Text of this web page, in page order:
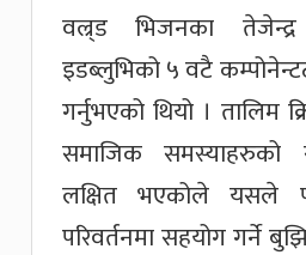
वल्र्ड भिजनका
इडब्लुभिको ५ वटै
गर्नुभएको थियो । तालिम
समाजिक समस्याहरुको
लक्षित भएकोले यसले
परिवर्तनमा सहयोग गर्ने